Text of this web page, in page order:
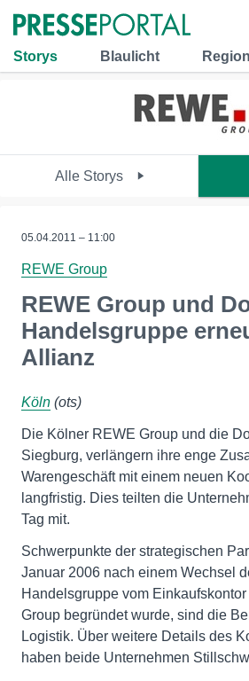
Storys Blaulicht
Alle Storys
05.04.2011 – 11:00
REWE Group
REWE Group und
Handelsgruppe
Allianz
Köln (ots)
Die Kölner REWE Group und die
Siegburg, verlängern ihre enge
Warengeschäft mit einem neuen
langfristig. Dies teilten die
Tag mit.
Schwerpunkte der strategischen
Januar 2006 nach einem Wechsel
Handelsgruppe vom
Group begründet wurde, sind die
Logistik. Über weitere Details des
haben beide Unternehmen